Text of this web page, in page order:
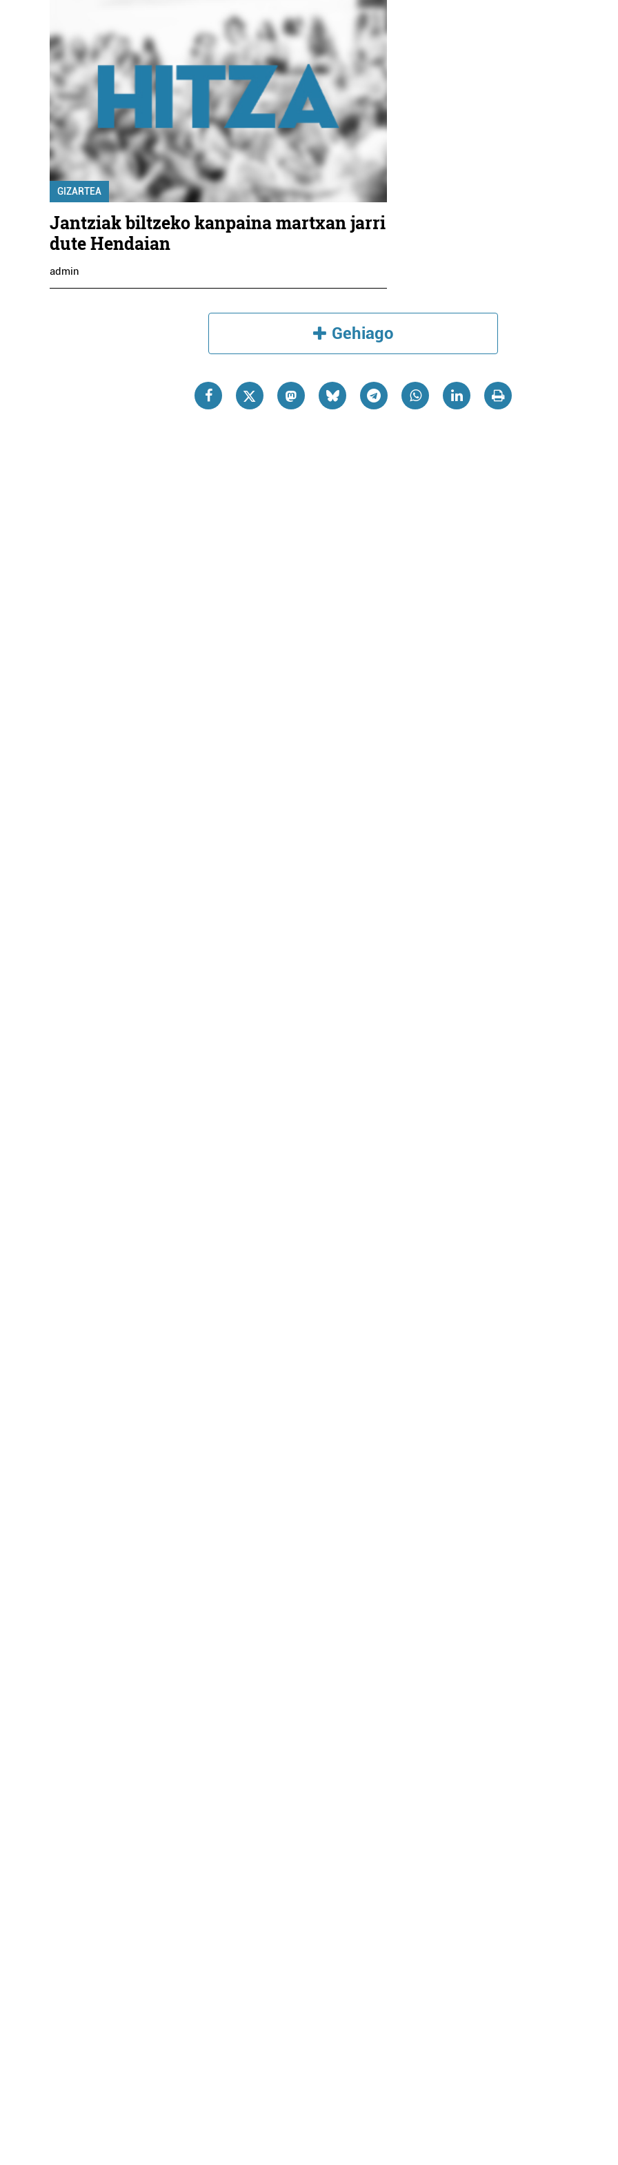
GIZARTEA
Jantziak biltzeko kanpaina martxan jarri
dute Hendaian
admin
Gehiago